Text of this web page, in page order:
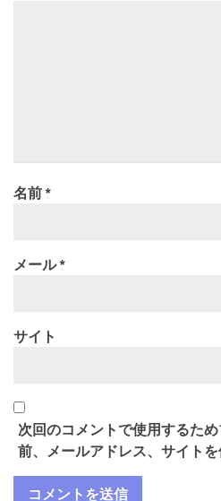
名前*
メール*
サイト
次回のコメントで使用するた
前、メールアドレス、サイトを